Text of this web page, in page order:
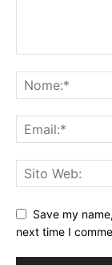
Save my
next time I